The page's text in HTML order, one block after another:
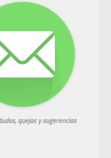
quejas y sugerencias